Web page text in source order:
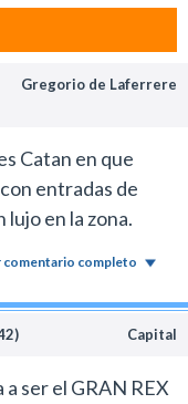
Gregorio de Laferrere
Catan en que
entradas de
lujo en la zona.
comentario completo
Capital
ser el GRAN REX